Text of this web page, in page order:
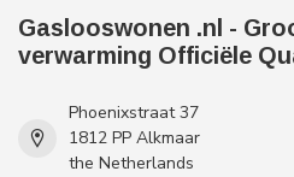
Gaslooswonen .nl -
verwarming Officiële
Phoenixstraat 37
1812 PP Alkmaar
the Netherlands